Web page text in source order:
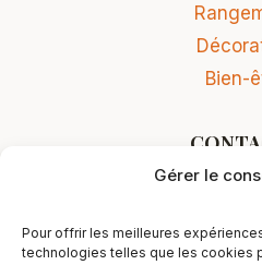
Gérer le
Pour offrir les meilleures
technologies telles que les cookies
Bien-
Mentions